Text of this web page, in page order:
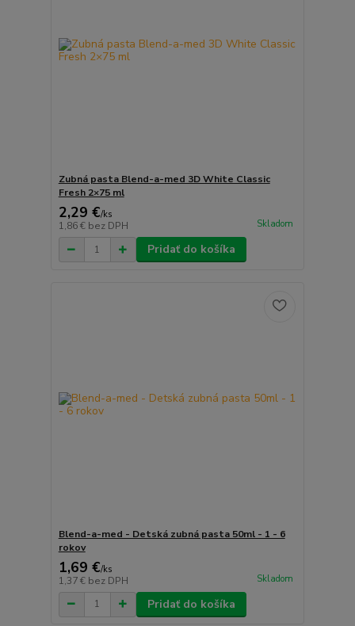
Zubná pasta Blend-a-med 3D White Classic
Fresh 2×75 ml
2,29 €/ks
1,86 € bez DPH Skladom
Pridať do košíka
Blend-a-med - Detská zubná pasta 50ml - 1 - 6
rokov
1,69 €/ks
1,37 € bez DPH Skladom
Pridať do košíka